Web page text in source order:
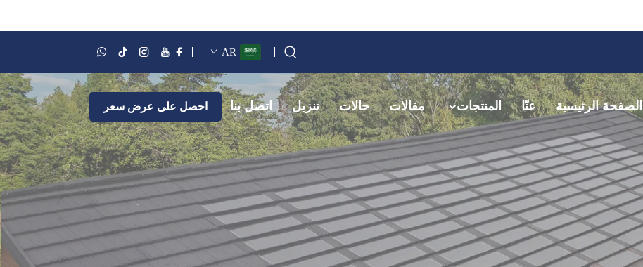
AR
الصفحة الرئيسية عنّا المنتجات مقالات حالات تنزيل اتصل بنا احصل على عرض سعر